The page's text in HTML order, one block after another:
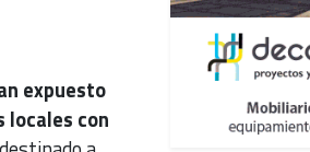
expuesto
con